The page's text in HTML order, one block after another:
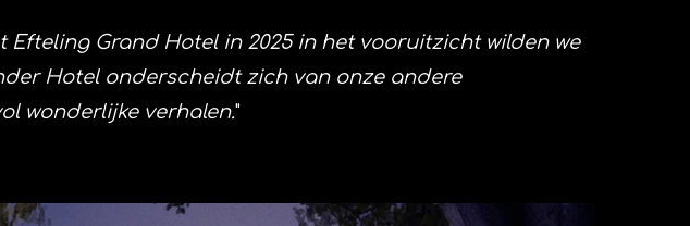
Efteling Grand Hotel in 2025 in het vooruitzicht wilden we
Hotel onderscheidt zich van onze andere
wonderlijke verhalen."